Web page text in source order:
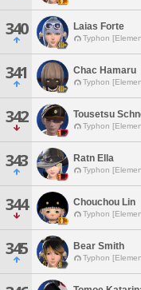
340 Laias Forte
Typhon
341 Chac Hamaru
Typhon
342 Tousetsu
Typhon
343 Ratn Ella
Typhon
344 Chouchou Lin
Typhon
345 Bear Smith
Typhon